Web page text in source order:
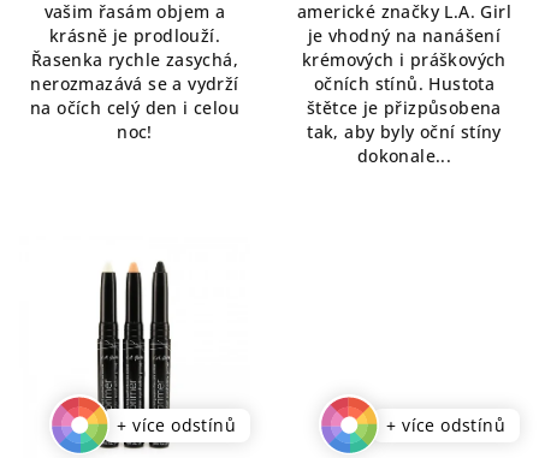
5
hvězdiček.
vašim řasám objem a
krásně je prodlouží.
Řasenka rychle zasychá,
nerozmazává se a vydrží
na očích celý den i celou
noc!
5
hvězdiček.
americké značky L.A. Girl
je vhodný na nanášení
krémových i práškových
očních stínů. Hustota
štětce je přizpůsobena
tak, aby byly oční stíny
dokonale...
+ více odstínů + více odstínů